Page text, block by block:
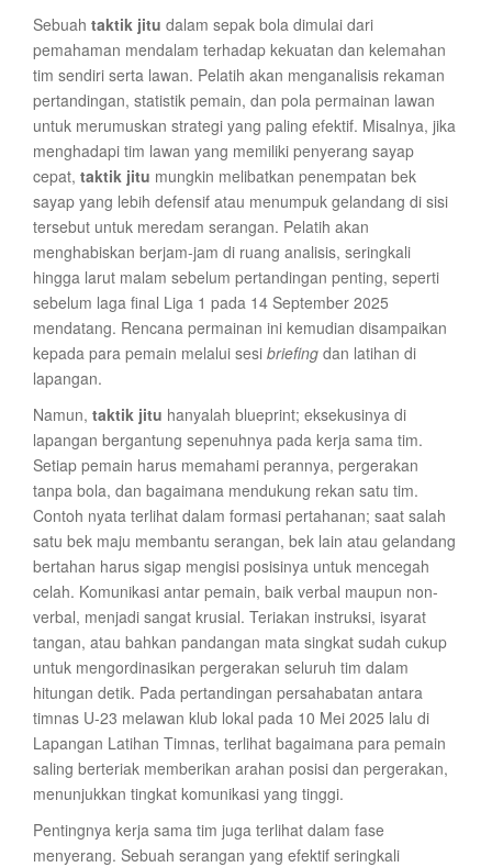
Sebuah taktik jitu dalam sepak bola dimulai dari
pemahaman mendalam terhadap kekuatan dan kelemahan
tim sendiri serta lawan. Pelatih akan menganalisis rekaman
pertandingan, statistik pemain, dan pola permainan lawan
untuk merumuskan strategi yang paling efektif. Misalnya, jika
menghadapi tim lawan yang memiliki penyerang sayap
cepat, taktik jitu mungkin melibatkan penempatan bek
sayap yang lebih defensif atau menumpuk gelandang di sisi
tersebut untuk meredam serangan. Pelatih akan
menghabiskan berjam-jam di ruang analisis, seringkali
hingga larut malam sebelum pertandingan penting, seperti
sebelum laga final Liga 1 pada 14 September 2025
mendatang. Rencana permainan ini kemudian disampaikan
kepada para pemain melalui sesi briefing dan latihan di
lapangan.
Namun, taktik jitu hanyalah blueprint; eksekusinya di
lapangan bergantung sepenuhnya pada kerja sama tim.
Setiap pemain harus memahami perannya, pergerakan
tanpa bola, dan bagaimana mendukung rekan satu tim.
Contoh nyata terlihat dalam formasi pertahanan; saat salah
satu bek maju membantu serangan, bek lain atau gelandang
bertahan harus sigap mengisi posisinya untuk mencegah
celah. Komunikasi antar pemain, baik verbal maupun non-
verbal, menjadi sangat krusial. Teriakan instruksi, isyarat
tangan, atau bahkan pandangan mata singkat sudah cukup
untuk mengordinasikan pergerakan seluruh tim dalam
hitungan detik. Pada pertandingan persahabatan antara
timnas U-23 melawan klub lokal pada 10 Mei 2025 lalu di
Lapangan Latihan Timnas, terlihat bagaimana para pemain
saling berteriak memberikan arahan posisi dan pergerakan,
menunjukkan tingkat komunikasi yang tinggi.
Pentingnya kerja sama tim juga terlihat dalam fase
menyerang. Sebuah serangan yang efektif seringkali